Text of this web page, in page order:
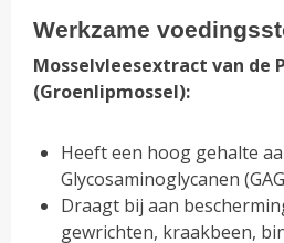
Werkzame
Mosselvleesextract van de
(Groenlipmossel):
Heeft een hoog gehalte
Glycosaminoglycanen
Draagt bij aan
gewrichten, kraakbeen,